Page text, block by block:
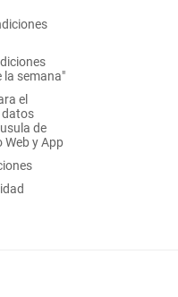
la semana"
el
de
y App